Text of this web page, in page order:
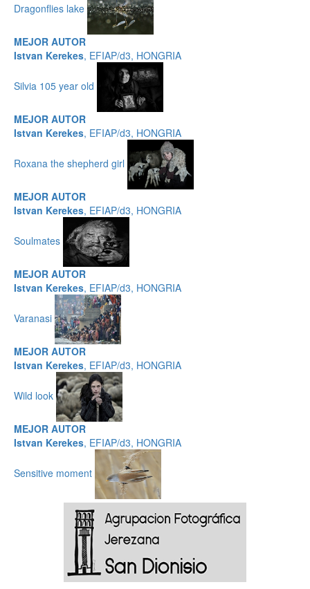
Dragonflies lake
MEJOR AUTOR
Istvan Kerekes, EFIAP/d3, HONGRIA
Silvia 105 year old
MEJOR AUTOR
Istvan Kerekes, EFIAP/d3, HONGRIA
Roxana the shepherd girl
MEJOR AUTOR
Istvan Kerekes, EFIAP/d3, HONGRIA
Soulmates
MEJOR AUTOR
Istvan Kerekes, EFIAP/d3, HONGRIA
Varanasi
MEJOR AUTOR
Istvan Kerekes, EFIAP/d3, HONGRIA
Wild look
MEJOR AUTOR
Istvan Kerekes, EFIAP/d3, HONGRIA
Sensitive moment